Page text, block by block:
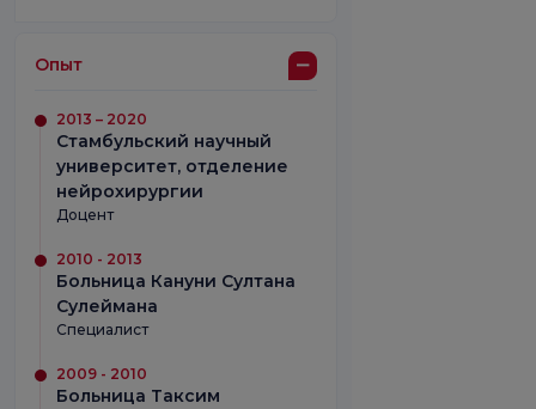
Опыт
2013 – 2020
Стамбульский научный
университет, отделение
нейрохирургии
Доцент
2010 - 2013
Больница Кануни Султана
Сулеймана
Специалист
2009 - 2010
Больница Таксим